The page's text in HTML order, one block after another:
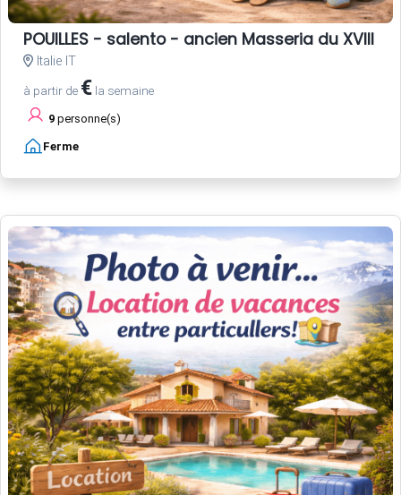
POUILLES - salento - ancien Masseria du XVIII
Italie IT
à partir de € la semaine
9 personne(s)
Ferme